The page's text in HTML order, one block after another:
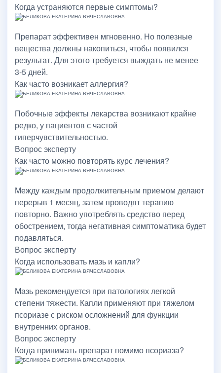
Когда устраняются первые симптомы?
Препарат эффективен мгновенно. Но полезные
вещества должны накопиться, чтобы появился
результат. Для этого требуется выждать не менее
3-5 дней.
Как часто возникает аллергия?
Побочные эффекты лекарства возникают крайне
редко, у пациентов с частой
гиперчувствительностью.
Вопрос эксперту
Как часто можно повторять курс лечения?
Между каждым продолжительным приемом делают
перерыв 1 месяц, затем проводят терапию
повторно. Важно употреблять средство перед
обострением, тогда негативная симптоматика будет
подавляться.
Вопрос эксперту
Когда использовать мазь и капли?
Мазь рекомендуется при патологиях легкой
степени тяжести. Капли применяют при тяжелом
псориазе с риском осложнений для функции
внутренних органов.
Вопрос эксперту
Когда принимать препарат помимо псориаза?